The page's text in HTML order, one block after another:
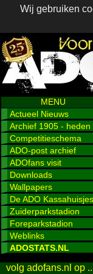
Wij gebruiken
MENU
Actueel Nieuws
Archief 1905 - heden
Competitieschema
ADO-post archief
ADOfans visit
Downloads
Wallpapers
De ADO Kassahuisjes
Zuiderparkstadion
Foreparkstadion
Weblinks
ADOSTATS.NL
volg adofans.nl op